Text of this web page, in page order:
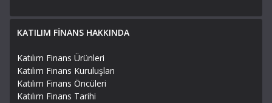
KATILIM FİNANS HAKKINDA
Katılım Finans Ürünleri
Katılım Finans Kuruluşları
Katılım Finans Öncüleri
Katılım Finans Tarihi